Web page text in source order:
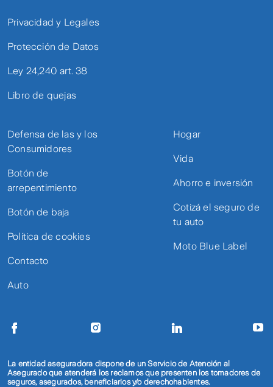
Privacidad y Legales
Protección de Datos
Ley 24,240 art. 38
Libro de quejas
Defensa de las y los
Consumidores
Botón de
arrepentimiento
Botón de baja
Política de cookies
Contacto
Auto
Hogar
Vida
Ahorro e inversión
Cotizá el seguro de
tu auto
Moto Blue Label
La entidad aseguradora dispone de un Servicio de Atención al
Asegurado que atenderá los reclamos que presenten los tomadores de
seguros, asegurados, beneficiarios y/o derechohabientes.